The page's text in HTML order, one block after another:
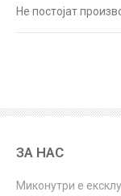
Не постојат
ЗА НАС
Миконутри e